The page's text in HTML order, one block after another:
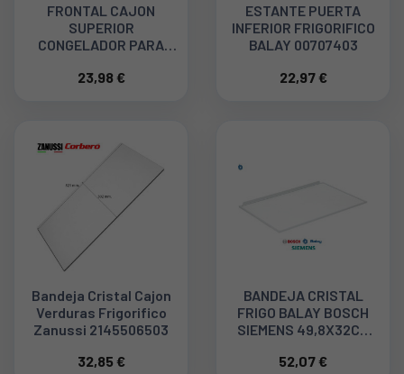
FRONTAL CAJON
SUPERIOR
CONGELADOR PARA
35FA1395
23,98 €
ESTANTE PUERTA
INFERIOR FRIGORIFICO
BALAY 00707403
22,97 €
Bandeja Cristal Cajon
Verduras Frigorifico
Zanussi 2145506503
32,85 €
BANDEJA CRISTAL
FRIGO BALAY BOSCH
SIEMENS 49,8X32CM
52,07 €